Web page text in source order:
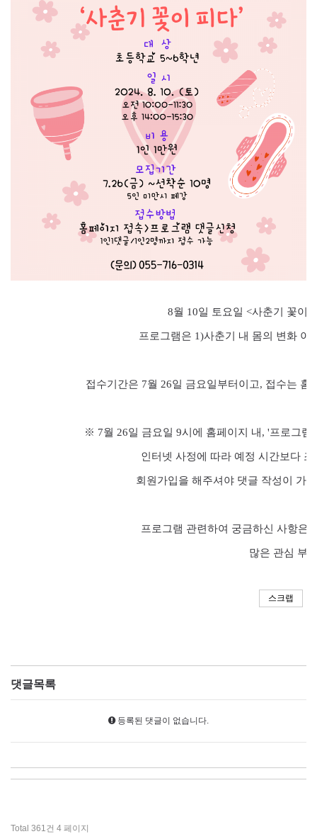
8월 10일 토요일 <사춘기 꽃이
프로그램은 1)사춘기 내 몸의 변화 이
접수기간은 7월 26일 금요일부터이고, 접수는 홈
※ 7월 26일 금요일9시에 홈페이지 내 , '프로그램
인터넷 사정에 따라 예정 시간보다
회원가입을 해주셔야 댓글 작성이 가
프로그램 관련하여 궁금하신 사항은
많은 관심 부
스크랩
댓글목록
등록된 댓글이 없습니다.
Total 361건 4 페이지